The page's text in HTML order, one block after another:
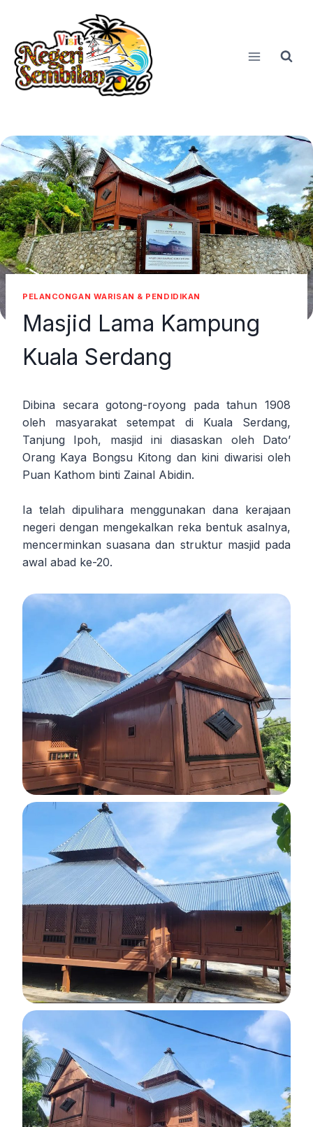
content
PELANCONGAN WARISAN & PENDIDIKAN
Masjid Lama Kampung
Kuala Serdang
Dibina secara gotong-royong pada tahun 1908
oleh masyarakat setempat di Kuala Serdang,
Tanjung Ipoh, masjid ini diasaskan oleh Dato’
Orang Kaya Bongsu Kitong dan kini diwarisi oleh
Puan Kathom binti Zainal Abidin.
Ia telah dipulihara menggunakan dana kerajaan
negeri dengan mengekalkan reka bentuk asalnya,
mencerminkan suasana dan struktur masjid pada
awal abad ke-20.